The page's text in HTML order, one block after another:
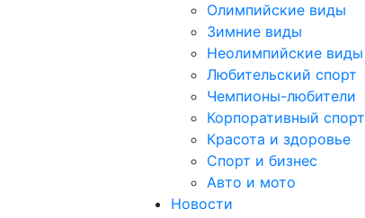
Олимпийские виды
Зимние виды
Неолимпийские виды
Любительский спорт
Чемпионы-любители
Корпоративный спорт
Красота и здоровье
Спорт и бизнес
Авто и мото
Новости